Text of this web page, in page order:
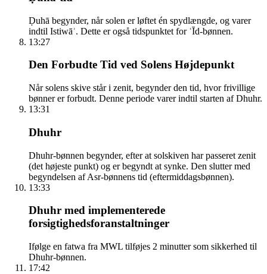
Ḍuhā begynder, når solen er løftet én spydlængde, og varer
indtil Istiwāʾ. Dette er også tidspunktet for ʿĪd-bønnen.
13:27
Den Forbudte Tid ved Solens Højdepunkt
Når solens skive står i zenit, begynder den tid, hvor frivillige
bønner er forbudt. Denne periode varer indtil starten af Dhuhr.
13:31
Dhuhr
Dhuhr-bønnen begynder, efter at solskiven har passeret zenit
(det højeste punkt) og er begyndt at synke. Den slutter med
begyndelsen af Asr-bønnens tid (eftermiddagsbønnen).
13:33
Dhuhr med implementerede
forsigtighedsforanstaltninger
Ifølge en fatwa fra MWL tilføjes 2 minutter som sikkerhed til
Dhuhr-bønnen.
17:42